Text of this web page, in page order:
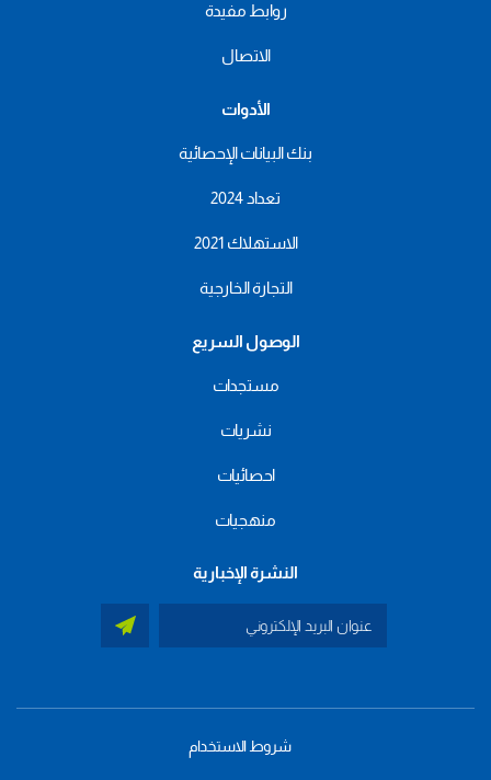
روابط مفيدة
الاتصال
الأدوات
بنك البيانات الإحصائية
تعداد 2024
الاستهلاك 2021
التجارة الخارجية
الوصول السريع
مستجدات
نشريات
احصائيات
منهجيات
النشرة الإخبارية
شروط الاستخدام